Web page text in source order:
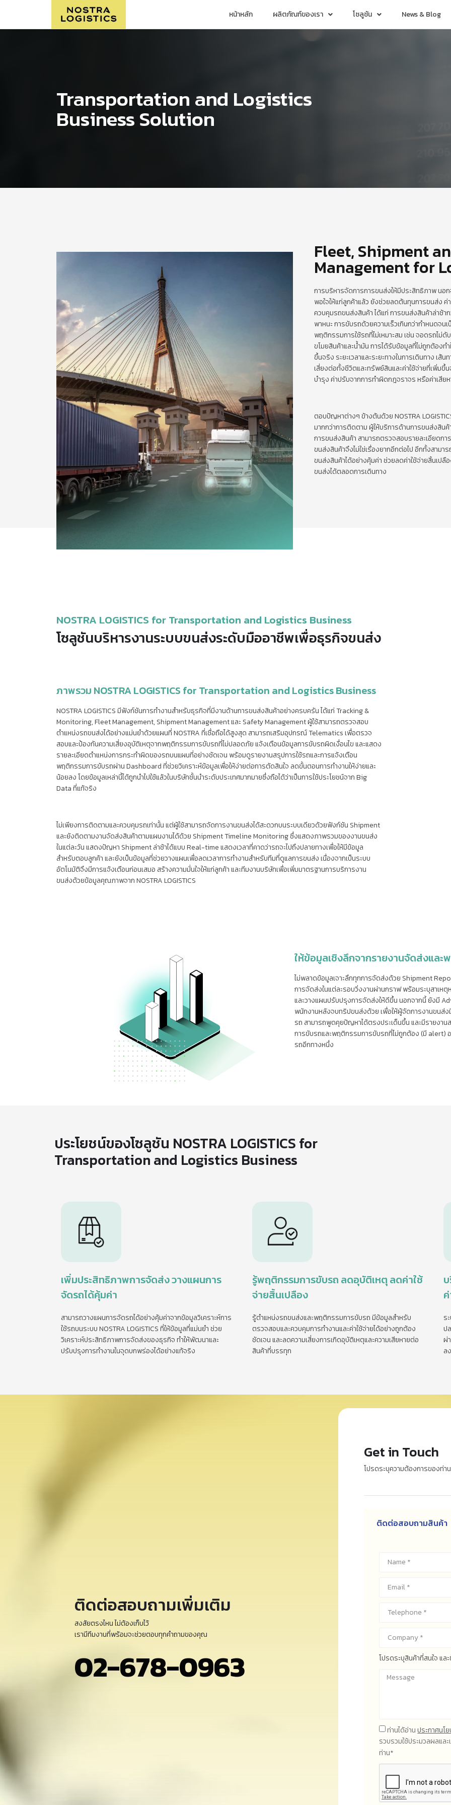
หน้าหลัก ผลิตภัณฑ์ของเรา โซลูชัน News & Blog
Transportation and Logistics
Business Solution
Fleet, Shipment
Management for
การบริหารจัดการการขนส่งให้มีประสิทธิภาพ นอ
พอใจให้แก่ลูกค้าแล้ว ยังช่วยลดต้นทุนการขนส่ง
ควบคุมรถขนส่งสินค้า ได้แก่ การขนส่งสินค้าล่าช้า
พาหนะ การขับรถด้วยความเร็วเกินกว่ากำหนดจน
พฤติกรรมการใช้รถที่ไม่เหมาะสม เช่น จอดรถไม่
ขโมยสินค้าและน้ำมัน การได้รับข้อมูลที่ไม่ถูกต้องทำ
ขึ้นจริง ระยะเวลาและระยะทางในการเดินทาง เ
เสี่ยงต่อทั้งชีวิตและทรัพย์สินและค่าใช้จ่ายที่เพิ่มขึ้
บำรุง ค่าปรับจากการทำผิดกฎจราจร หรือค่าเสีย
ตอบปัญหาต่างๆ ข้างต้นด้วย NOSTRA
มากกว่าการติดตาม ผู้ให้บริการด้านการขนส่งสิ
การขนส่งสินค้า สามารถตรวจสอบรายละเอียดก
ขนส่งสินค้าจึงไม่ใช่เรื่องยากอีกต่อไป อีกทั้งสาม
ขนส่งสินค้าได้อย่างคุ้มค่า ช่วยลดค่าใช้จ่ายสิ้นเป
ขนส่งได้ตลอดการเดินทาง
NOSTRA LOGISTICS for Transportation and Logistics Business
โซลูชันบริหารงานระบบขนส่งระดับมืออาชีพเพื่อธุรกิจขนส่ง
ภาพรวม NOSTRA LOGISTICS for Transportation and Logistics Business
NOSTRA LOGISTICS มีฟังก์ชันการทำงานสำหรับธุรกิจที่มีงานด้านการขนส่งสินค้าอย่างครบครัน ได้แก่ Tracking &
Monitoring, Fleet Management, Shipment Management และ Safety Management ผู้ใช้สามารถตรวจสอบ
ตำแหน่งรถขนส่งได้อย่างแม่นยำด้วยแผนที่ NOSTRA ที่เชื่อถือได้สูงสุด สามารถเสริมอุปกรณ์ Telematics เพื่อตรวจ
สอบและป้องกันความเสี่ยงอุบัติเหตุจากพฤติกรรมการขับรถที่ไม่ปลอดภัย แจ้งเตือนข้อมูลการขับรถผิดเงื่อนไข และแสดง
รายละเอียดตำแหน่งการกระทำผิดของรถบนแผนที่อย่างชัดเจน พร้อมดูรายงานสรุปการใช้รถและการแจ้งเตือน
พฤติกรรมการขับรถผ่าน Dashboard ที่ช่วยวิเคราะห์ข้อมูลเพื่อให้ง่ายต่อการตัดสินใจ ลดขั้นตอนการทำงานให้ง่ายและ
น้อยลง โดยข้อมูลเหล่านี้ได้ถูกนำไปใช้แล้วในบริษัทชั้นนำระดับประเทศมากมายซึ่งถือได้ว่าเป็นการใช้ประโยชน์จาก Big
Data ที่แท้จริง
ไม่เพียงการติดตามและควบคุมรถเท่านั้น แต่ผู้ใช้สามารถจัดการงานขนส่งได้สะดวกบนระบบเดียวด้วยฟังก์ชัน Shipment
และยังติดตามงานจัดส่งสินค้าตามแผนงานได้ด้วย Shipment Timeline Monitoring ซึ่งแสดงภาพรวมของงานขนส่ง
ในแต่ละวัน แสดงปัญหา Shipment ล่าช้าได้แบบ Real-time แสดงเวลาที่คาดว่ารถจะไปถึงปลายทางเพื่อให้มีข้อมูล
สำหรับตอบลูกค้า และยังเป็นข้อมูลที่ช่วยวางแผนเพื่อลดเวลาการทำงานสำหรับทีมที่ดูแลการขนส่ง เนื่องจากเป็นระบบ
อัตโนมัติจึงมีการแจ้งเตือนก่อนเสมอ สร้างความมั่นใจให้แก่ลูกค้า และทีมงานบริษัทเพื่อเพิ่มมาตรฐานการบริการงาน
ขนส่งด้วยข้อมูลคุณภาพจาก NOSTRA LOGISTICS
ให้ข้อมูลเชิงลึกจากรายงานจัดส่งและ
ไม่พลาดข้อมูลเจาะลึกทุกการจัดส่งด้วย Shipment
การจัดส่งในแต่ละรอบวิ่งงานผ่านกราฟ พร้อมระบุสาเห
และวางแผนปรับปรุงการจัดส่งให้ดีขึ้น นอกจากนี้ ยังมี
พนักงานหลังจบทริปขนส่งด้วย เพื่อให้ผู้จัดการงานขนส่
รถ สามารถพูดคุยปัญหาได้ตรงประเด็นขึ้น และมีรายงา
การขับรถและพฤติกรรมการขับรถที่ไม่ถูกต้อง (มี alert)
รถอีกทางหนึ่ง
ประโยชน์ของโซลูชัน NOSTRA LOGISTICS for
Transportation and Logistics Business
เพิ่มประสิทธิภาพการจัดส่ง วางแผนการ
จัดรถได้คุ้มค่า
สามารถวางแผนการจัดรถได้อย่างคุ้มค่าจากข้อมูลวิเคราะห์การ
ใช้รถบนระบบ NOSTRA LOGISTICS ที่ให้ข้อมูลที่แม่นยำ ช่วย
วิเคราะห์ประสิทธิภาพการจัดส่งของธุรกิจ ทำให้พัฒนาและ
ปรับปรุงการทำงานในจุดบกพร่องได้อย่างแท้จริง
รู้พฤติกรรมการขับรถ ลดอุบัติเหตุ ลดค่าใช้
จ่ายสิ้นเปลือง
รู้ตำแหน่งรถขนส่งและพฤติกรรมการขับรถ มีข้อมูลสำหรับ
ตรวจสอบและควบคุมการทำงานและค่าใช้จ่ายได้อย่างถูกต้อง
ชัดเจน และลดความเสี่ยงการเกิดอุบัติเหตุและความเสียหายต่อ
สินค้าที่บรรทุก
ร
ป
ผ่
ล
ติดต่อสอบถามเพิ่มเติม
สงสัยตรงไหน ไม่ต้องเก็บไว้
เรามีทีมงานที่พร้อมจะช่วยตอบทุกคำถามของคุณ
02-678-0963
Get in Touch
โปรดระบุความต้องการของท่าน
ติดต่อสอบถามสินค้า
โปรดระบุสินค้าที่สนใจ แ
ท่านได้อ่านประกาศนโ
รวบรวมใช้ประมวลผลแล
ท่าน*